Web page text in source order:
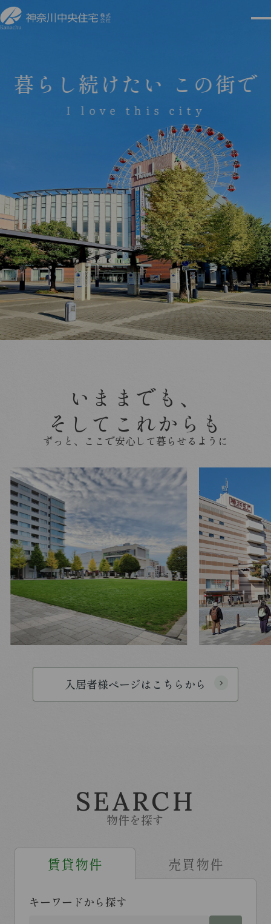
暮らし続けたい この街で
I love this city
いままでも、
そしてこれからも
ずっと、ここで安心して暮らせるように
入居者様ページはこちらから
SEARCH
物件を探す
賃貸物件 売買物件
キーワードから探す